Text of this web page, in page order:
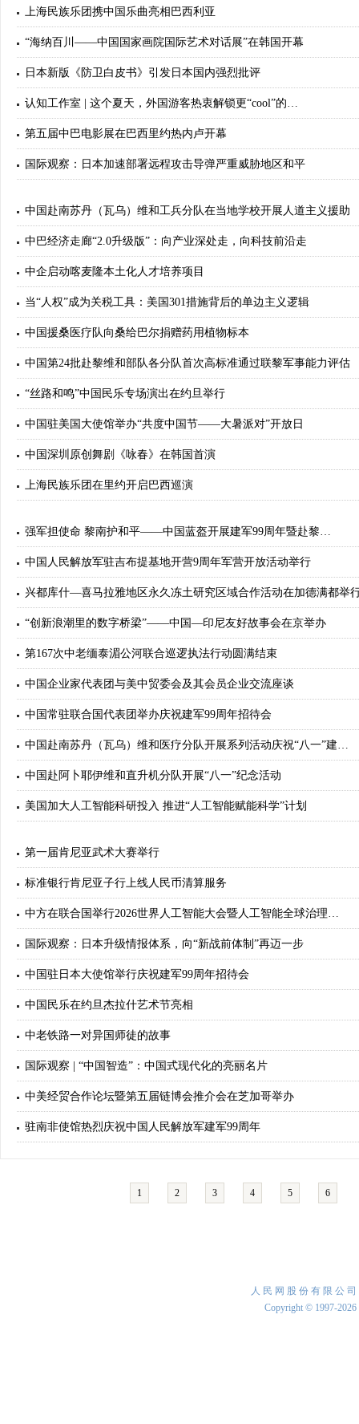
上海民族乐团携中国乐曲亮相巴西利亚
“海纳百川——中国国家画院国际艺术对话展”在韩国开幕
日本新版《防卫白皮书》引发日本国内强烈批评
认知工作室 | 这个夏天，外国游客热衷解锁更“cool”的…
第五届中巴电影展在巴西里约热内卢开幕
国际观察：日本加速部署远程攻击导弹严重威胁地区和平
中国赴南苏丹（瓦乌）维和工兵分队在当地学校开展人道主义援助
中巴经济走廊“2.0升级版”：向产业深处走，向科技前沿走
中企启动喀麦隆本土化人才培养项目
当“人权”成为关税工具：美国301措施背后的单边主义逻辑
中国援桑医疗队向桑给巴尔捐赠药用植物标本
中国第24批赴黎维和部队各分队首次高标准通过联黎军事能力评估
“丝路和鸣”中国民乐专场演出在约旦举行
中国驻美国大使馆举办“共度中国节——大暑派对”开放日
中国深圳原创舞剧《咏春》在韩国首演
上海民族乐团在里约开启巴西巡演
强军担使命 黎南护和平——中国蓝盔开展建军99周年暨赴黎…
中国人民解放军驻吉布提基地开营9周年军营开放活动举行
兴都库什—喜马拉雅地区永久冻土研究区域合作活动在加德满都举
“创新浪潮里的数字桥梁”——中国—印尼友好故事会在京举办
第167次中老缅泰湄公河联合巡逻执法行动圆满结束
中国企业家代表团与美中贸委会及其会员企业交流座谈
中国常驻联合国代表团举办庆祝建军99周年招待会
中国赴南苏丹（瓦乌）维和医疗分队开展系列活动庆祝“八一”建…
中国赴阿卜耶伊维和直升机分队开展“八一”纪念活动
美国加大人工智能科研投入 推进“人工智能赋能科学”计划
第一届肯尼亚武术大赛举行
标准银行肯尼亚子行上线人民币清算服务
中方在联合国举行2026世界人工智能大会暨人工智能全球治理…
国际观察：日本升级情报体系，向“新战前体制”再迈一步
中国驻日本大使馆举行庆祝建军99周年招待会
中国民乐在约旦杰拉什艺术节亮相
中老铁路一对异国师徒的故事
国际观察 | “中国智造”：中国式现代化的亮丽名片
中美经贸合作论坛暨第五届链博会推介会在芝加哥举办
驻南非使馆热烈庆祝中国人民解放军建军99周年
1 2 3 4 5 6
人 民 网 股 份 有 限 公
Copyright © 1997-2026